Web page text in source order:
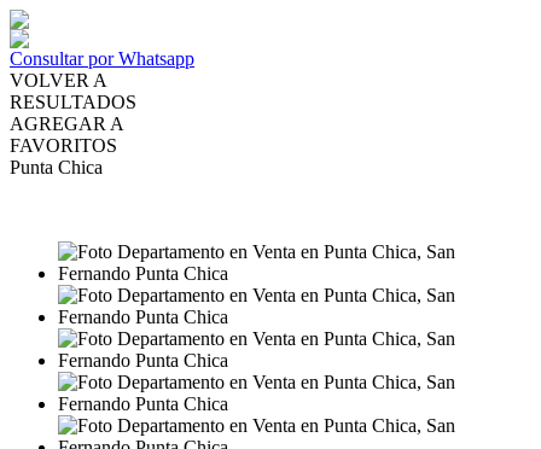
Consultar por Whatsapp
VOLVER A
RESULTADOS
AGREGAR A
FAVORITOS
Punta Chica